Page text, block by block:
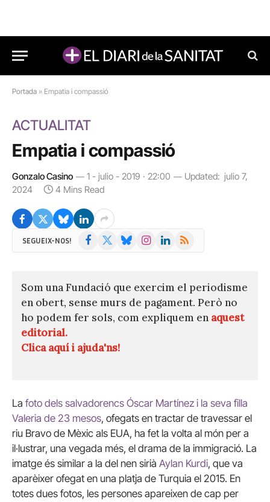
Portada » Empatia i compassió
ACTUALITAT
Empatia i compassió
Gonzalo Casino 1 - julio - 2019 · 22:00 Updated: julio 7,
2024
4 Mins Read
SEGUEIX-NOS! Facebook BlueskyInstagramLinkedIn
RSS
Som una Fundació que exercim el periodisme
en obert, sense murs de pagament. Però no
ho podem fer sols, com expliquem en aquest
editorial.
Clica aquí i ajuda'ns!
La foto dels salvadorencs Óscar Martínez i la seva filla
Valeria de 23 mesos, ofegats en tractar de travessar el
riu Bravo de Mèxic als EUA, ha fet la volta al món per a
il·lustrar, una vegada més, el drama de la immigració. La
imatge és similar a la del nen sirià Aylan Kurdi, que va
aparèixer ofegat en una platja de Turquia el 2015. En
totes dues fotos, les persones apareixen de cap per